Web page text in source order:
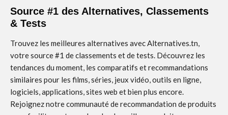
Source #1 des Alternatives, Classements
& Tests
Trouvez les meilleures alternatives avec Alternatives.tn,
votre source #1 de classements et de tests. Découvrez les
tendances du moment, les comparatifs et recommandations
similaires pour les films, séries, jeux vidéo, outils en ligne,
logiciels, applications, sites web et bien plus encore.
Rejoignez notre communauté de recommandation de produits